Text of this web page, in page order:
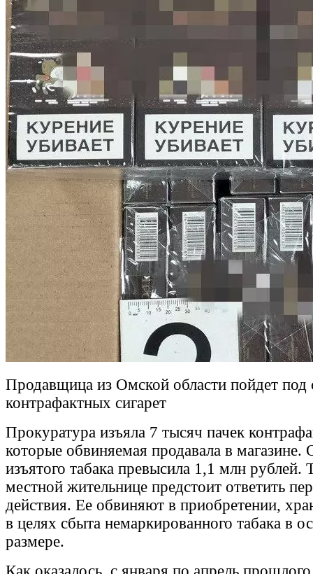
Продавщица из Омской области пойдет под
контрафактных сигарет
Прокуратура изъяла 7 тысяч пачек
которые обвиняемая продавала в
изъятого табака превысила 1,1 млн рублей.
местной жительнице предстоит ответить
действия. Ее обвиняют в приобретении,
в целях сбыта немаркированного табака в
размере.